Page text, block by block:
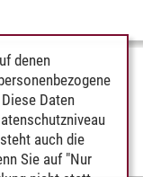
denen
Daten
auch die
Sie auf "Nur